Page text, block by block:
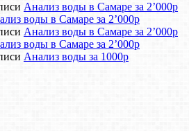
Анализ воды в Самаре за 2’000р
воды в Самаре за 2’000р
Анализ воды в Самаре за 2’000р
воды в Самаре за 2’000р
Анализ воды за 1000р